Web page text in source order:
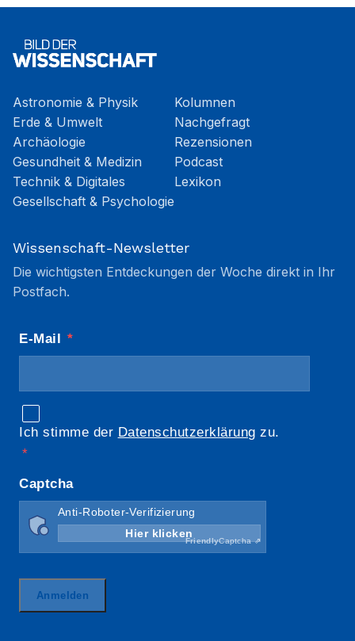
Astronomie & Physik
Erde & Umwelt
Archäologie
Gesundheit & Medizin
Technik & Digitales
Gesellschaft & Psychologie
Kolumnen
Nachgefragt
Rezensionen
Podcast
Lexikon
Wissenschaft-Newsletter
Die wichtigsten Entdeckungen der Woche direkt in Ihr
Postfach.